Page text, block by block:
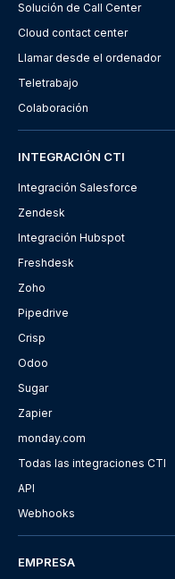
Solución de Call Center
Cloud contact center
Llamar desde el ordenador
Teletrabajo
Colaboración
INTEGRACIÓN CTI
Integración Salesforce
Zendesk
Integración Hubspot
Freshdesk
Zoho
Pipedrive
Crisp
Odoo
Sugar
Zapier
monday.com
Todas las integraciones CTI
API
Webhooks
EMPRESA